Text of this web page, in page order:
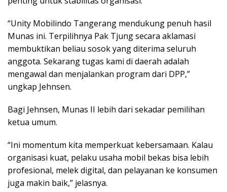
“Unity Mobilindo Tangerang mendukung penuh hasil
Munas ini. Terpilihnya Pak Tjung secara aklamasi
membuktikan beliau sosok yang diterima seluruh
anggota. Sekarang tugas kami di daerah adalah
mengawal dan menjalankan program dari DPP,”
ungkap Jehnsen.
Bagi Jehnsen, Munas II lebih dari sekadar pemilihan
ketua umum.
“Ini momentum kita memperkuat kebersamaan. Kalau
organisasi kuat, pelaku usaha mobil bekas bisa lebih
profesional, melek digital, dan pelayanan ke konsumen
juga makin baik,” jelasnya.